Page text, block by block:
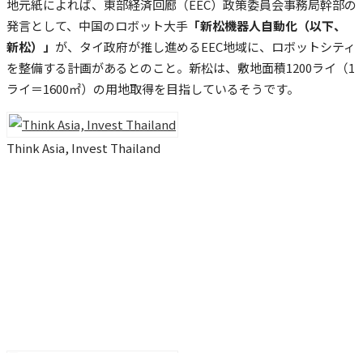
地元紙によれば、東部経済回廊（EEC）政策委員会事務局幹部の
発言として、中国のロボット大手 「新松機器人自動化（以下、
新松）」 が、タイ政府が推し進めるEEC地域に、ロボットシティ
を整備する計画があるとのこと。新松は、敷地面積1200ライ（1
ライ＝1600㎡）の用地取得を目指しているそうです。
Think Asia, Invest Thailand